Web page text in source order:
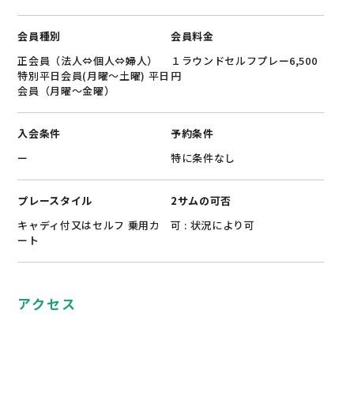
会員種別
正会員（法人⇔個人⇔婦人）
特別平日会員(月曜～土曜) 平日
会員（月曜～金曜）
会員料金
１ラウンドセルフプレー6,500
円
入会条件
ー
予約条件
特に条件なし
プレースタイル
キャディ付又はセルフ 乗用カ
ート
2サムの可否
可 : 状況により可
アクセス